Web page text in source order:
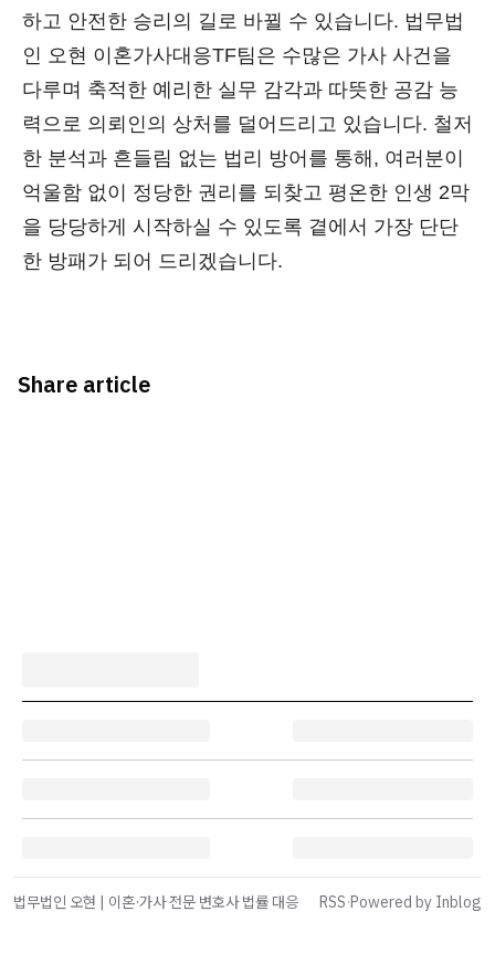
하고 안전한 승리의 길로 바뀔 수 있습니다. 법무법
인 오현 이혼가사대응TF팀은 수많은 가사 사건을
다루며 축적한 예리한 실무 감각과 따뜻한 공감 능
력으로 의뢰인의 상처를 덜어드리고 있습니다. 철저
한 분석과 흔들림 없는 법리 방어를 통해, 여러분이
억울함 없이 정당한 권리를 되찾고 평온한 인생 2막
을 당당하게 시작하실 수 있도록 곁에서 가장 단단
한 방패가 되어 드리겠습니다.
Share article
법무법인 오현 | 이혼·가사 전문 변호사 법률 대응 RSS·Powered by Inblog